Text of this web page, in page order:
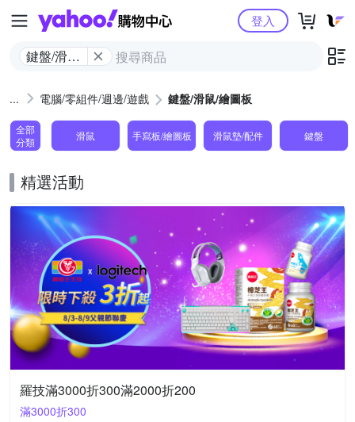
Yahoo購物中心
鍵盤/滑鼠/
登入
電腦/零組件/週邊/遊戲 鍵盤/滑鼠/繪圖板
全部
分類
滑鼠 手寫板/繪圖板 滑鼠墊/配件 鍵盤
精選活動
羅技滿3000折300滿2000折200
滿3000折300